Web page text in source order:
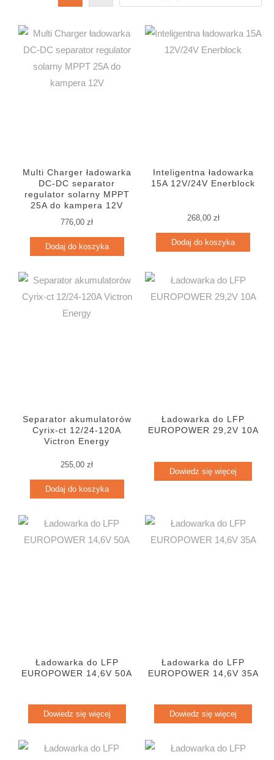
Multi Charger ładowarka
DC-DC separator
regulator solarny MPPT
25A do kampera 12V
776,00zł
Dodaj do koszyka
Inteligentna ładowarka
15A 12V/24V Enerblock
268,00 zł
Dodaj do koszyka
Separator akumulatorów
Cyrix-ct 12/24-120A
Victron Energy
255,00zł
Dodaj do koszyka
Ładowarka do LFP
EUROPOWER 29,2V 10A
Dowiedz się więcej
Ładowarka do LFP
EUROPOWER 14,6V 50A
Dowiedz się więcej
Ładowarka do LFP
EUROPOWER 14,6V 35A
Dowiedz się więcej